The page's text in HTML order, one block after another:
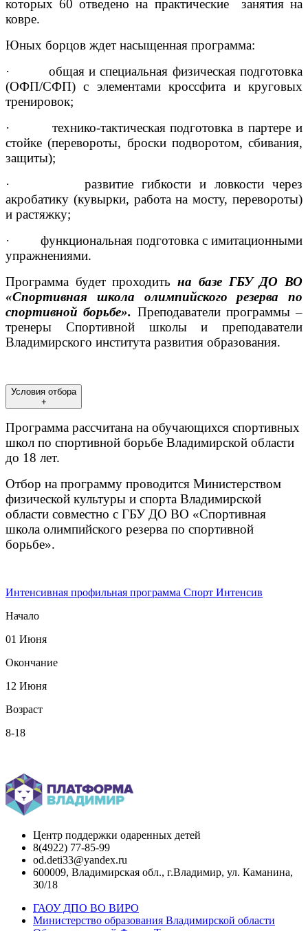
которых 60 отведено на практические занятия на
ковре.
Юных борцов ждет насыщенная программа:
· общая и специальная физическая подготовка
(ОФП/СФП) с элементами кроссфита и круговых
тренировок;
· технико-тактическая подготовка в партере и
стойке (перевороты, броски подворотом, сбивания,
защиты);
· развитие гибкости и ловкости через
акробатику (кувырки, работа на мосту, перевороты)
и растяжку;
· функциональная подготовка с имитационными
упражнениями.
Программа будет проходитьна базе ГБУ ДО ВО
«Спортивная школа олимпийского резерва по
спортивной борьбе». Преподаватели программы –
тренеры Спортивной школы и преподаватели
Владимирского института развития образования.
Условия отбора
+
Программа рассчитана на обучающихся спортивных
школ по спортивной борьбе Владимирской области
до 18 лет.
Отбор на программу проводится Министерством
физической культуры и спорта Владимирской
области совместно с ГБУ ДО ВО «Спортивная
школа олимпийского резерва по спортивной
борьбе».
Интенсивная профильная программа Спорт Интенсив
Начало
01 Июня
Окончание
12 Июня
Возраст
8-18
Центр поддержки одаренных детей
8(4922) 77-85-99
od.deti33@yandex.ru
600009, Владимирская обл., г.Владимир, ул. Каманина,
30/18
ГАОУ ДПО ВО ВИРО
Министерство образования Владимирской области